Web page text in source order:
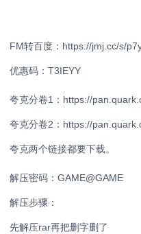
FM转百度：https://jmj.cc/s/
优惠码：T3IEYY
夸克分卷1：https://
夸克分卷2：https://
夸克两个链接都要下载。
解压密码：GAME@GAME
解压步骤：
先解压rar再把删字删了